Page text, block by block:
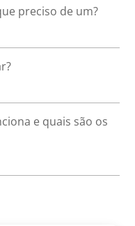
preciso de um?
e quais são os